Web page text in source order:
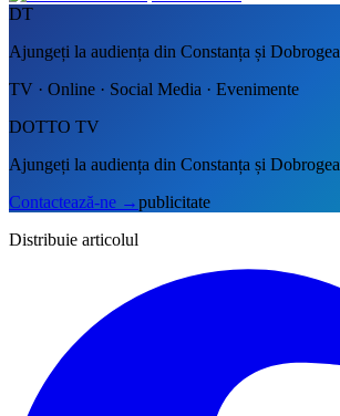
DT
Ajungeți la audiența din Constanța și Dobrogea
TV · Online · Social Media · Evenimente
DOTTO TV
Ajungeți la audiența din Constanța și Dobrogea
Contactează-ne →publicitate
Distribuie articolul